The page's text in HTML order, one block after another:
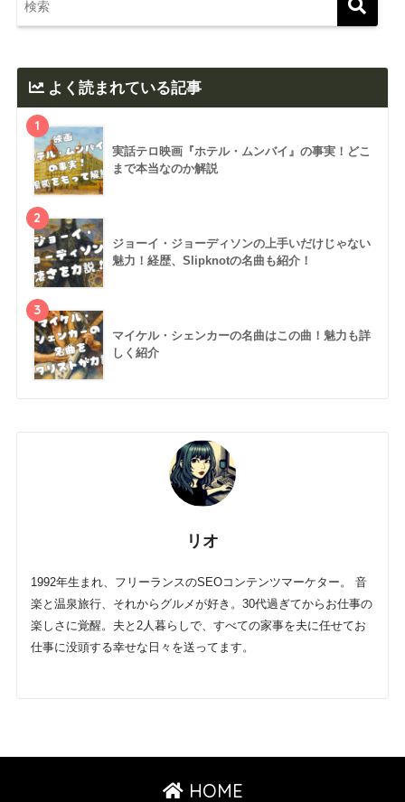
よく読まれている記事
1
実話テロ映画『ホテル・ムンバイ』の事実！どこ
まで本当なのか解説
2
ジョーイ・ジョーディソンの上手いだけじゃない
魅力！経歴、Slipknotの名曲も紹介！
3
マイケル・シェンカーの名曲はこの曲！魅力も詳
しく紹介
リオ
1992年生まれ、フリーランスのSEOコンテンツマーケター。 音
楽と温泉旅行、それからグルメが好き。30代過ぎてからお仕事の
楽しさに覚醒。夫と2人暮らしで、すべての家事を夫に任せてお
仕事に没頭する幸せな日々を送ってます。
HOME